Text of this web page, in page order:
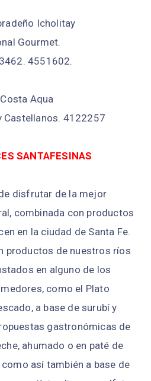
Icholitay
Gourmet.
4551602.
Aqua
Castellanos. 4122257
SANTAFESINAS
disfrutar de la mejor
combinada con productos
en la ciudad de Santa Fe.
productos de nuestros ríos
en alguno de los
como el Plato
a base de surubí y
gastronómicas de
ahumado o en paté de
así también a base de